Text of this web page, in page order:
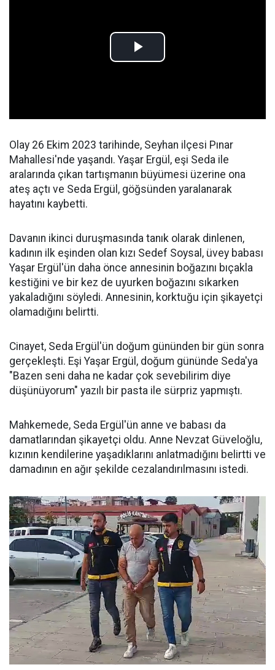
Olay 26 Ekim 2023 tarihinde, Seyhan ilçesi Pınar
Mahallesi'nde yaşandı. Yaşar Ergül, eşi Seda ile
aralarında çıkan tartışmanın büyümesi üzerine ona
ateş açtı ve Seda Ergül, göğsünden yaralanarak
hayatını kaybetti.
Davanın ikinci duruşmasında tanık olarak dinlenen,
kadının ilk eşinden olan kızı Sedef Soysal, üvey babası
Yaşar Ergül'ün daha önce annesinin boğazını bıçakla
kestiğini ve bir kez de uyurken boğazını sıkarken
yakaladığını söyledi. Annesinin, korktuğu için şikayetçi
olamadığını belirtti.
Cinayet, Seda Ergül'ün doğum gününden bir gün sonra
gerçekleşti. Eşi Yaşar Ergül, doğum gününde Seda'ya
"Bazen seni daha ne kadar çok sevebilirim diye
düşünüyorum" yazılı bir pasta ile sürpriz yapmıştı.
Mahkemede, Seda Ergül'ün anne ve babası da
damatlarından şikayetçi oldu. Anne Nevzat Güveloğlu,
kızının kendilerine yaşadıklarını anlatmadığını belirtti ve
damadının en ağır şekilde cezalandırılmasını istedi.